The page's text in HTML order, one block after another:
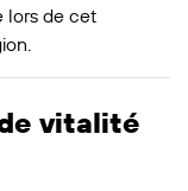
lors de cet
vitalité